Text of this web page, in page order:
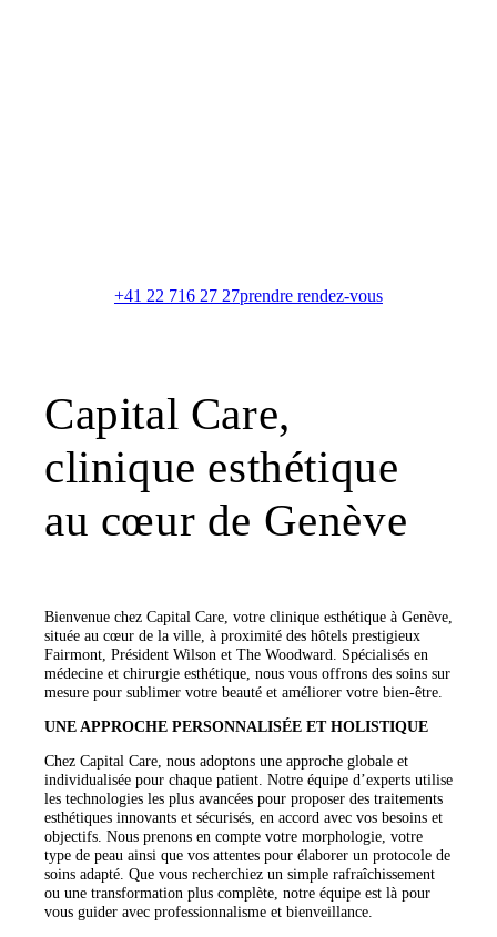
+41 22 716 27 27prendre rendez-vous
Capital Care,
clinique esthétique
au cœur de Genève
Bienvenue chez Capital Care, votre clinique esthétique à Genève,
située au cœur de la ville, à proximité des hôtels prestigieux
Fairmont, Président Wilson et The Woodward. Spécialisés en
médecine et chirurgie esthétique, nous vous offrons des soins sur
mesure pour sublimer votre beauté et améliorer votre bien-être.
UNE APPROCHE PERSONNALISÉE ET HOLISTIQUE
Chez Capital Care, nous adoptons une approche globale et
individualisée pour chaque patient. Notre équipe d’experts utilise
les technologies les plus avancées pour proposer des traitements
esthétiques innovants et sécurisés, en accord avec vos besoins et
objectifs. Nous prenons en compte votre morphologie, votre
type de peau ainsi que vos attentes pour élaborer un protocole de
soins adapté. Que vous recherchiez un simple rafraîchissement
ou une transformation plus complète, notre équipe est là pour
vous guider avec professionnalisme et bienveillance.